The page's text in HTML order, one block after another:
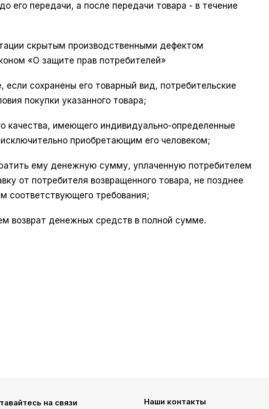
его передачи, а после передачи товара - в течение
скрытым производственными дефектом
«О защите прав потребителей»
сохранены его товарный вид, потребительские
покупки указанного товара;
качества, имеющего индивидуально-определенные
приобретающим его человеком;
ему денежную сумму, уплаченную потребителем
от потребителя возвращенного товара, не позднее
соответствующего требования;
возврат денежных средств в полной сумме.
на связи Наши контакты